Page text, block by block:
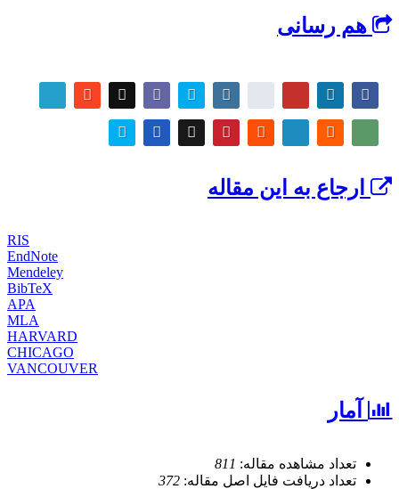
هم رسانی
ارجاع به این مقاله
RIS
EndNote
Mendeley
BibTeX
APA
MLA
HARVARD
CHICAGO
VANCOUVER
آمار
تعداد مشاهده مقاله: 811
تعداد دریافت فایل اصل مقاله: 372